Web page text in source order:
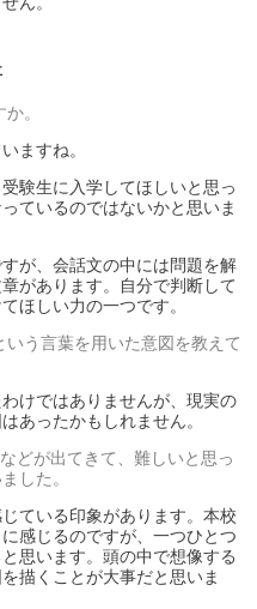
。
ますね。
験生に入学してほしいと思っ
ているのではないかと思いま
が、会話文の中には問題を解
があります。自分で判断して
ほしい力の一つです。
う言葉を用いた意図を教えて
けではありませんが、現実の
あったかもしれません。
どが出てきて、難しいと思っ
した。
ている印象があります。本校
感じるのですが、一つひとつ
思います。頭の中で想像する
描くことが大事だと思いま